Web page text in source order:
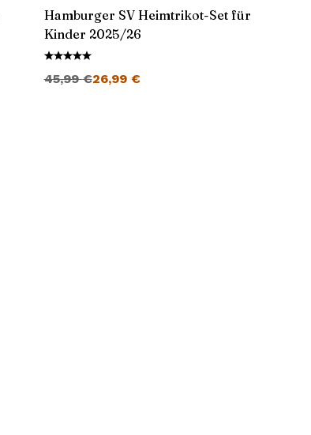
Hamburger SV Heimtrikot-Set für
Kinder 2025/26
45,99€26,99 €